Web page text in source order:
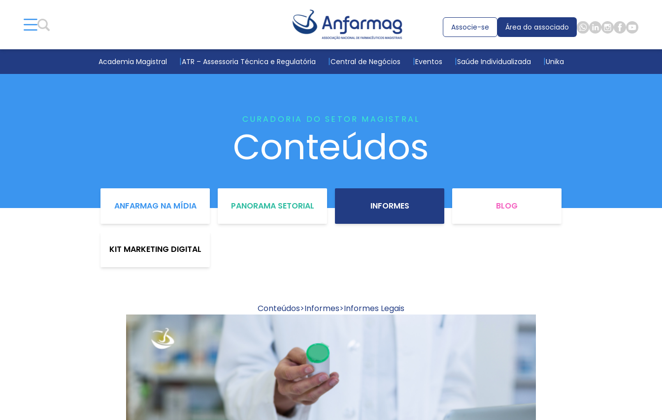
Associe-se Área do associado
Academia Magistral ATR – Assessoria Técnica e Regulatória Central de Negócios Eventos Saúde Individualizada Unika
CURADORIA DO SETOR MAGISTRAL
Conteúdos
ANFARMAG NA MÍDIA PANORAMA SETORIAL INFORMES BLOG
KIT MARKETING DIGITAL
Conteúdos>Informes>Informes Legais